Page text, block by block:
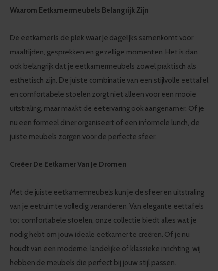
Waarom Eetkamermeubels Belangrijk Zijn
De eetkamer is de plek waar je dagelijks samenkomt voor
maaltijden, gesprekken en gezellige momenten. Het is dan
ook belangrijk dat je eetkamermeubels zowel praktisch als
esthetisch zijn. De juiste combinatie van een stijlvolle eettafel
en comfortabele stoelen zorgt niet alleen voor een mooie
uitstraling, maar maakt de eetervaring ook aangenamer. Of je
nu een formeel diner organiseert of een informele lunch, de
juiste meubels zorgen voor de perfecte sfeer.
Creëer De Eetkamer Van Je Dromen
Met de juiste eetkamermeubels kun je de sfeer en uitstraling
van je eetruimte volledig veranderen. Van elegante eettafels
tot comfortabele stoelen, onze collectie biedt alles wat je
nodig hebt om jouw ideale eetkamer te creëren. Of je nu
houdt van een moderne, landelijke of klassieke inrichting, wij
hebben de meubels die perfect bij jouw stijl passen.